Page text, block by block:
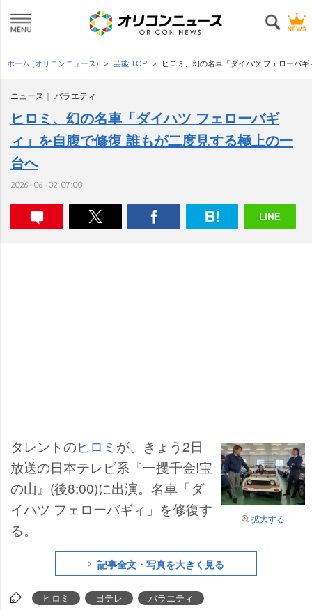
ホーム (オリコンニュース) 芸能 TOP ヒロミ、幻の名車「ダイハツ フェローバ
ニュース バラエティ
ヒロミ、幻の名車「ダイハツ フェローバギ
ィ」を自腹で修復 誰もが二度見する極上の一
台へ
2026-06-02 07:00
拡大する
タレントのヒロミ が、きょう2日
放送の日本テレビ系『一攫千金!宝
の山』(後8:00)に出演。名車「ダ
イハツ フェローバギィ」を修復す
る。
記事全文・写真を大きく見る
ヒロミ 日テレ バラエティ